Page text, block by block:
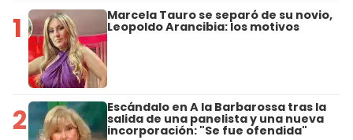
1 Marcela Tauro se separó de su novio,
Leopoldo Arancibia: los motivos
2 Escándalo en A la Barbarossa tras la
salida de una panelista y una nueva
incorporación: "Se fue ofendida"